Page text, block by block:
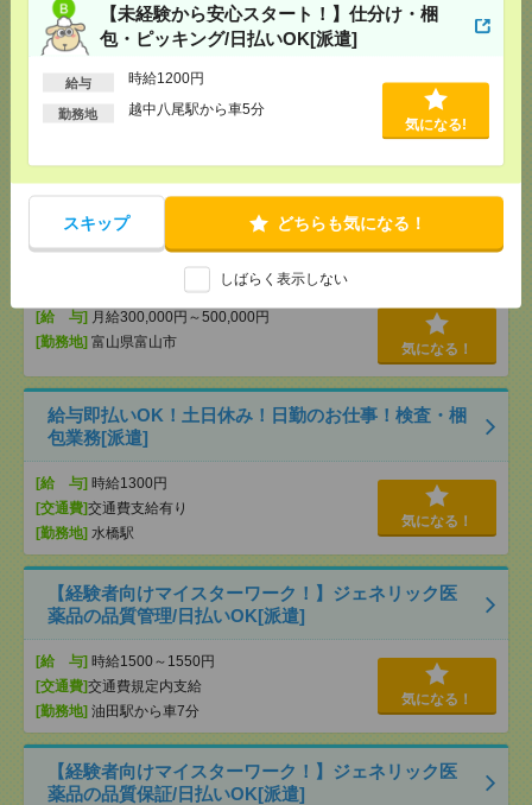
【未経験から安心スタート！】仕分け・梱
包・ピッキング/日払いOK[派遣]
給与 時給1200円
勤務地
越中八尾駅から車5分
気になる!
スキップ どちらも気になる！
しばらく表示しない
[勤務地]
越中八尾駅から車5分
【スキマ時間に＊扶養内OK！】食品ケースのバーコ
ード仕分け/日払いOK[派遣]
[交通費]交通費規定内支給
[勤務地]小杉駅から車10分
◎完全未経験OK/日払い・週払い対応！配送スタッ
フ/初期費用0円！【Jルートロジスコ】[アルバイト]
[給 与] 月給300,000円～500,000円
[勤務地] 富山県富山市 気になる！
給与即払いOK！土日休み！日勤のお仕事！検査・梱
包業務[派遣]
[給 与] 時給1300円
[交通費]交通費支給有り
[勤務地] 水橋駅
気になる！
【経験者向けマイスターワーク！】ジェネリック医
薬品の品質管理/日払いOK[派遣]
[給 与] 時給1500～1550円
[交通費]交通費規定内支給
[勤務地] 油田駅から車7分
気になる！
【経験者向けマイスターワーク！】ジェネリック医
薬品の品質保証/日払いOK[派遣]